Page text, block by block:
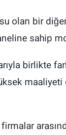
olan bir
sahip
birlikte